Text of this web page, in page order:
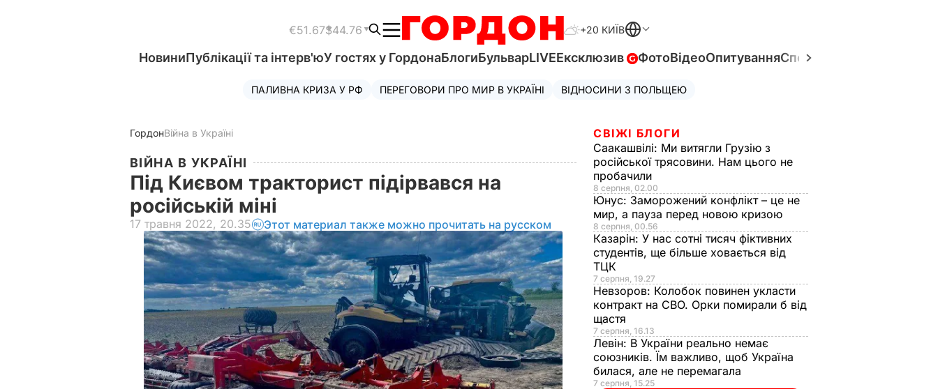
€51.67$44.76 +20 КИЇВ
НовиниПублікації та інтерв'юУ гостях у ГордонаБлогиБульварLIVEЕксклюзив ФотоВідеоОпитуванняСпецпроєкти
ПАЛИВНА КРИЗА У РФ ПЕРЕГОВОРИ ПРО МИР В УКРАЇНІ ВІДНОСИНИ З ПОЛЬЩЕЮ
ГордонВійна в Україні
ВІЙНА В УКРАЇНІ
Під Києвом тракторист підірвався на
російській міні
17 травня 2022, 20.35 Этот материал также можно прочитать на русском
СВІЖІ БЛОГИ
Саакашвілі: Ми витягли Грузію з
російської трясовини. Нам цього не
пробачили
8 серпня, 02.00
Юнус: Заморожений конфлікт – це не
мир, а пауза перед новою кризою
8 серпня, 00.56
Казарін: У нас сотні тисяч фіктивних
студентів, ще більше ховається від
ТЦК
7 серпня, 19.27
Невзоров: Колобок повинен укласти
контракт на СВО. Орки помирали б від
щастя
7 серпня, 16.13
Левін: В України реально немає
союзників. Їм важливо, щоб Україна
билася, але не перемагала
7 серпня, 15.25